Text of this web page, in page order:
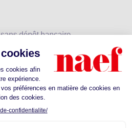
dépôt bancaire
Calculez votre prime